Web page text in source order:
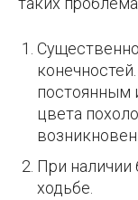
постоянным
цвета
При
ходьбе.